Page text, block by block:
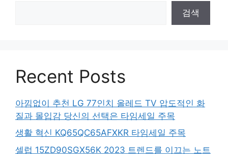
검색
Recent Posts
아낌없이 추천 LG 77인치 올레드 TV 압도적인 화
질과 몰입감 당신의 선택은 타임세일 주목
생활 혁신 KQ65QC65AFXKR 타임세일 주목
셀럽 15ZD90SGX56K 2023 트렌드를 이끄는 노트